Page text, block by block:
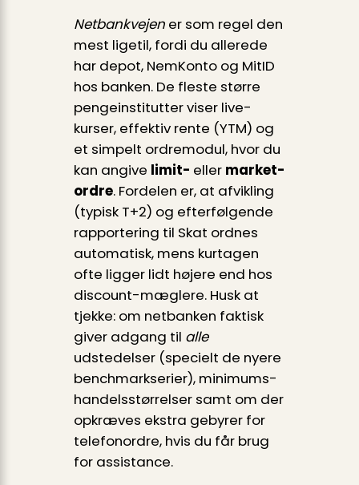
Netbankvejener som regel den
mest ligetil, fordi du allerede
har depot, NemKonto og MitID
hos banken. De fleste større
pengeinstitutter viser live-
kurser, effektiv rente (YTM) og
et simpelt ordre­modul, hvor du
kan angive limit- eller market-
ordre. Fordelen er, at afvikling
(typisk T+2) og efterfølgende
rapportering til Skat ordnes
automatisk, mens kurtagen
ofte ligger lidt højere end hos
discount-mæglere. Husk at
tjekke: om netbanken faktisk
giver adgang til alle
udstedelser (specielt de nyere
benchmarkserier), minimums­
handels­størrelser samt om der
opkræves ekstra gebyrer for
telefon­ordre, hvis du får brug
for assistance.